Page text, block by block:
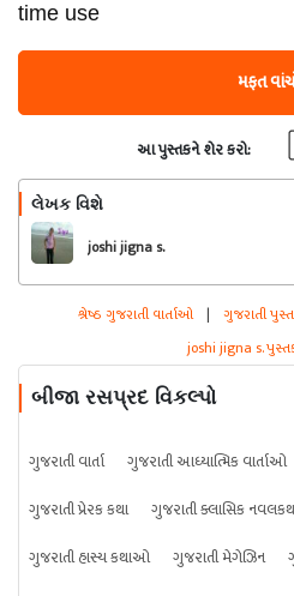
time use
મફત
આ પુસ્તકને શેર કરો:
લેખક વિશે
joshi jigna s.
શ્રેષ્ઠ ગુજરાતી વાર્તાઓ | ગુજરાતી
joshi jigna s.
બીજા રસપ્રદ વિકલ્પો
ગુજરાતી વાર્તા ગુજરાતી આધ્યાત્મિક વાર્તાઓ
ગુજરાતી પ્રેરક કથા
ગુજરાતી ક્લાસિક
ગુજરાતી હાસ્ય કથાઓ
ગુજરાતી મેગેઝિન